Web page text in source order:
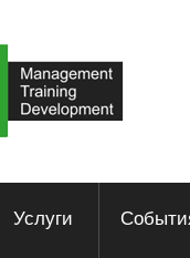
Услуги